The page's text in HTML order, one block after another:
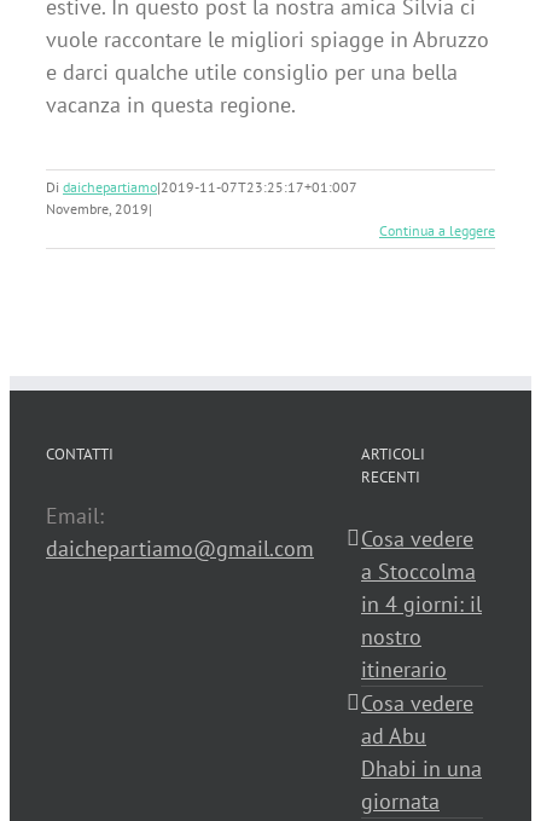
estive. In questo post la nostra amica Silvia ci
vuole raccontare le migliori spiagge in Abruzzo
e darci qualche utile consiglio per una bella
vacanza in questa regione.
Di daichepartiamo|2019-11-07T23:25:17+01:007
Novembre, 2019|
Continua a leggere
CONTATTI
Email:
daichepartiamo@gmail.com
ARTICOLI
RECENTI
Cosa vedere
a Stoccolma
in 4 giorni: il
nostro
itinerario
Cosa vedere
ad Abu
Dhabi in una
giornata